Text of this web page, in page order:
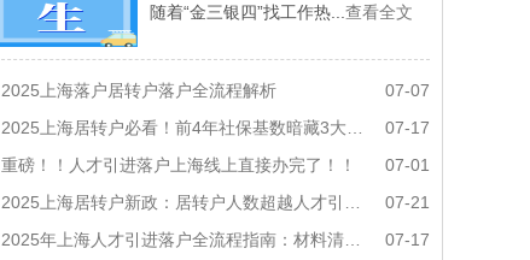
随着“金三银四”找工作热...查看全文
2025上海落户居转户落户全流程解析
07-07
07-17
重磅！！人才引进落户上海线上直接办完了！！
07-01
07-21
07-17